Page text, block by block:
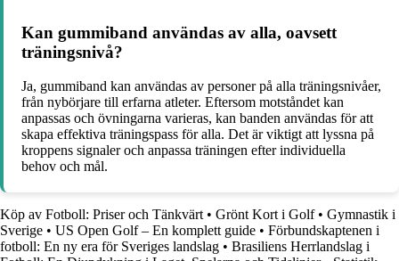
Kan gummiband användas av alla, oavsett
träningsnivå?
Ja, gummiband kan användas av personer på alla träningsnivåer,
från nybörjare till erfarna atleter. Eftersom motståndet kan
anpassas och övningarna varieras, kan banden användas för att
skapa effektiva träningspass för alla. Det är viktigt att lyssna på
kroppens signaler och anpassa träningen efter individuella
behov och mål.
Köp av Fotboll: Priser och Tänkvärt• Grönt Kort i Golf• Gymnastik i
Sverige • US Open Golf – En komplett guide • Förbundskaptenen i
fotboll: En ny era för Sveriges landslag • Brasiliens Herrlandslag i